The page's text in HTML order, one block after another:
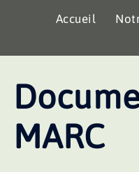
Accueil
MARC